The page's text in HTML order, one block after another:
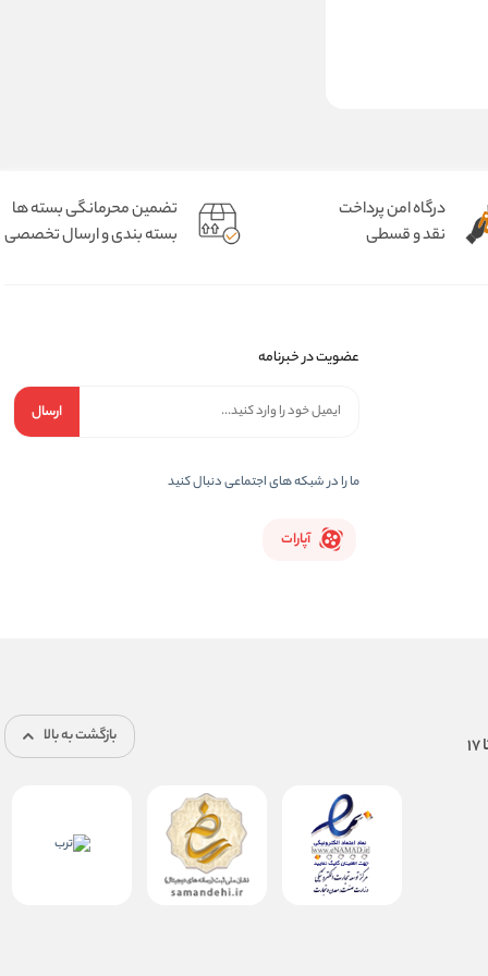
درگاه امن پرداخت
نقد و قسطی
تضمین محرمانگی بسته ها
بسته بندی و ارسال تخصصی
عضویت در خبرنامه
ارسال
ما را در شبکه های اجتماعی دنبال کنید
آپارات
بازگشت به بالا